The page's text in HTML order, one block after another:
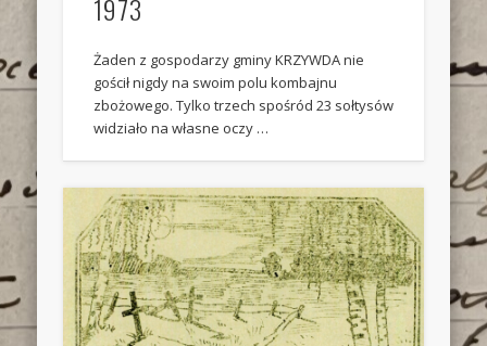
1973
Żaden z gospodarzy gminy KRZYWDA nie
gościł nigdy na swoim polu kombajnu
zbożowego. Tylko trzech spośród 23 sołtysów
widziało na własne oczy …